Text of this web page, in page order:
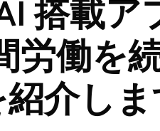
搭載ア
労働を
介し